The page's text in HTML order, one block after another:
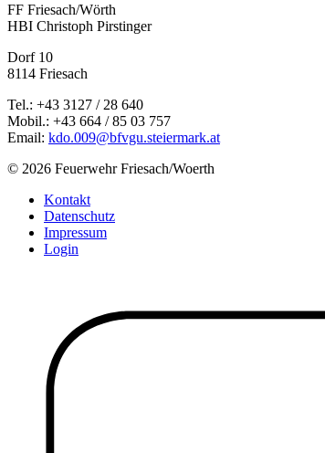
FF Friesach/Wörth
HBI Christoph Pirstinger
Dorf 10
8114 Friesach
Tel.: +43 3127 / 28 640
Mobil.: +43 664 / 85 03 757
Email: kdo.009@bfvgu.steiermark.at
© 2026 Feuerwehr Friesach/Woerth
Kontakt
Datenschutz
Impressum
Login